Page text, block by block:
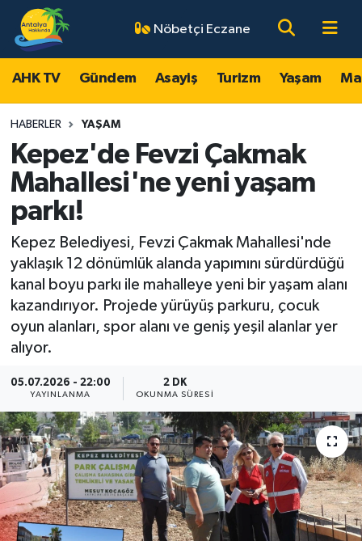
Nöbetçi Eczane
AHK TV Gündem Asayiş Turizm Yaşam
HABERLER YAŞAM
Kepez'de Fevzi Çakmak
Mahallesi'ne yeni yaşam
parkı!
Kepez Belediyesi, Fevzi Çakmak Mahallesi'nde
yaklaşık 12 dönümlük alanda yapımını sürdürdüğü
kanal boyu parkı ile mahalleye yeni bir yaşam alanı
kazandırıyor. Projede yürüyüş parkuru, çocuk
oyun alanları, spor alanı ve geniş yeşil alanlar yer
alıyor.
05.07.2026 - 22:00
YAYINLANMA
2 DK
OKUNMA SÜRESI
AHK TV
Gündem
Turizm
Magazin
Ekonomi
Spor
Dünya
Resmi Reklamlar
Antalya Nöbetçi Eczaneler
Antalya Hava Durumu
Antalya Namaz Vakitleri
Antalya Trafik Yoğunluk Haritası
Tüm Manşetler
Son Dakika Haberleri
Haber Arşivi